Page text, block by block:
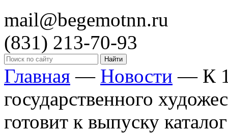
mail@begemotnn.ru
(831) 213-70-93
Главная — Новости — К
государственного
готовит к выпуску